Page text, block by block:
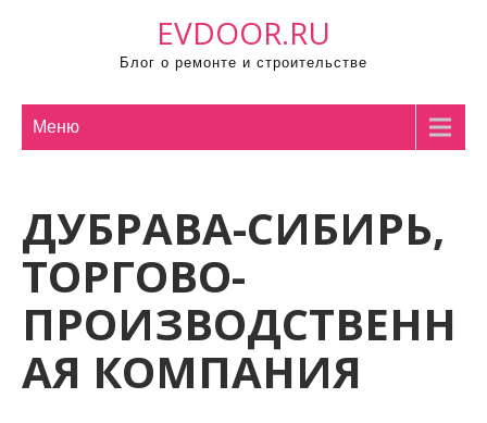
EVDOOR.RU
Блог о ремонте и строительстве
Меню
ДУБРАВА-СИБИРЬ,
ТОРГОВО-
ПРОИЗВОДСТВЕНН
АЯ КОМПАНИЯ